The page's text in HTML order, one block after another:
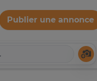
Publier une annonce